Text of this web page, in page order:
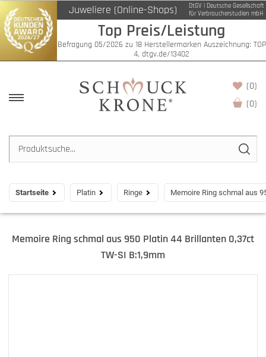
Juweliere (Online-Shops)
DtGV | Deutsche Gesellschaft
für Verbraucherstudien mbH
Top Preis/Leistung
Befragung 05/2026 zu 18 Herstellermarken Auszeichnung: TOP
4, dtgv.de/13402
(0)
(0)
Startseite Platin Ringe Memoire Ring schmal aus
Memoire Ring schmal aus 950 Platin 44 Brillanten 0,37ct
TW-SI B:1,9mm